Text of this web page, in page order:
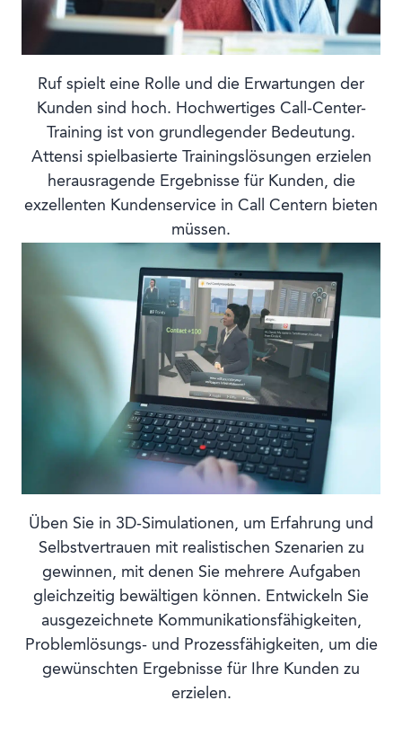
Ruf spielt eine Rolle und die Erwartungen der
Kunden sind hoch. Hochwertiges Call-Center-
Training ist von grundlegender Bedeutung.
Attensi spielbasierte Trainingslösungen erzielen
herausragende Ergebnisse für Kunden, die
exzellenten Kundenservice in Call Centern bieten
müssen.
Üben Sie in 3D-Simulationen, um Erfahrung und
Selbstvertrauen mit realistischen Szenarien zu
gewinnen, mit denen Sie mehrere Aufgaben
gleichzeitig bewältigen können. Entwickeln Sie
ausgezeichnete Kommunikationsfähigkeiten,
Problemlösungs- und Prozessfähigkeiten, um die
gewünschten Ergebnisse für Ihre Kunden zu
erzielen.